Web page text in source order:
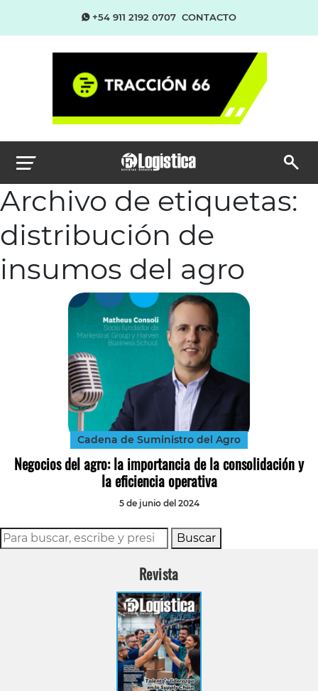
+54 911 2192 0707 CONTACTO
Archivo de etiquetas:
distribución de
insumos del agro
Cadena de Suministro del Agro
Negocios del agro: la importancia de la consolidación y
la eficiencia operativa
5 de junio del 2024
Buscar
Revista